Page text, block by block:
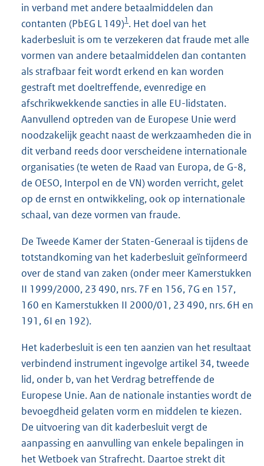
in verband met andere betaalmiddelen dan
contanten (PbEG L 149)1. Het doel van het
kaderbesluit is om te verzekeren dat fraude met alle
vormen van andere betaalmiddelen dan contanten
als strafbaar feit wordt erkend en kan worden
gestraft met doeltreffende, evenredige en
afschrikwekkende sancties in alle EU-lidstaten.
Aanvullend optreden van de Europese Unie werd
noodzakelijk geacht naast de werkzaamheden die in
dit verband reeds door verscheidene internationale
organisaties (te weten de Raad van Europa, de G-8,
de OESO, Interpol en de VN) worden verricht, gelet
op de ernst en ontwikkeling, ook op internationale
schaal, van deze vormen van fraude.
De Tweede Kamer der Staten-Generaal is tijdens de
totstandkoming van het kaderbesluit geïnformeerd
over de stand van zaken (onder meer Kamerstukken
II 1999/2000, 23 490, nrs. 7F en 156, 7G en 157,
160 en Kamerstukken II 2000/01, 23 490, nrs. 6H en
191, 6I en 192).
Het kaderbesluit is een ten aanzien van het resultaat
verbindend instrument ingevolge artikel 34, tweede
lid, onder b, van het Verdrag betreffende de
Europese Unie. Aan de nationale instanties wordt de
bevoegdheid gelaten vorm en middelen te kiezen.
De uitvoering van dit kaderbesluit vergt de
aanpassing en aanvulling van enkele bepalingen in
het Wetboek van Strafrecht. Daartoe strekt dit